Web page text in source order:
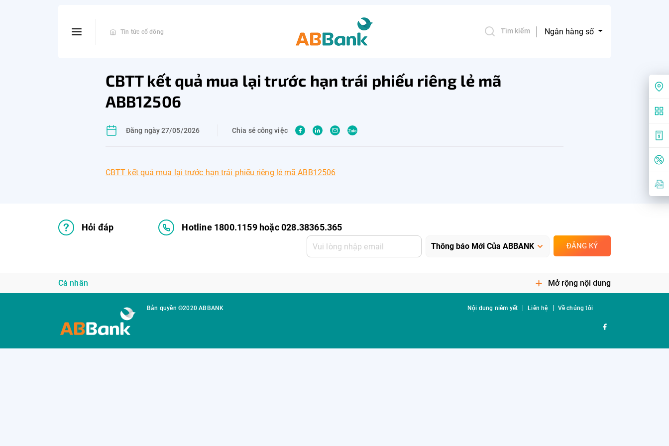
Tin tức cổ đông Tìm kiếm Ngân hàng số
CBTT kết quả mua lại trước hạn trái phiếu riêng lẻ mã
ABB12506
Đăng ngày 27/05/2026 Chia sẻ công việc
CBTT kết quả mua lại trước hạn trái phiếu riêng lẻ mã ABB12506
Hỏi đáp Hotline 1800.1159 hoặc 028.38365.365
ĐĂNG KÝ
Cá nhân Mở rộng nội dung
Bản quyền ©2020 ABBANK Nội dung niêm yết Liên hệ Về chúng tôi